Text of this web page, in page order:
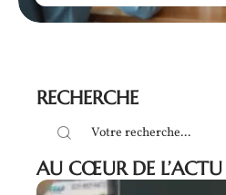
RECHERCHE
AU CŒUR DE L’ACTU